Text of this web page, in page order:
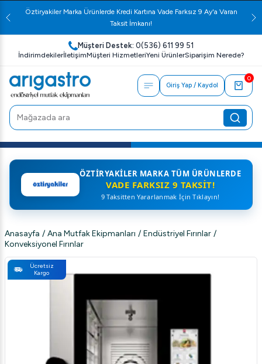
Öztiryakiler Marka Ürünlerde Kredi Kartına Vade Farksız 9 Ay'a Varan
Taksit İmkanı!
Müşteri Destek: 0(536) 611 99 51
İndirimdekilerİletişimMüşteri HizmetleriYeni ÜrünlerSiparişim Nerede?
Giriş Yap / Kaydol
0
ÖZTIRYAKILER MARKA TÜM ÜRÜNLERDE
VADE FARKSIZ 9 TAKSIT!
9 Taksitten Yararlanmak İçin Tıklayın!
Anasayfa / Ana Mutfak Ekipmanları / Endüstriyel Fırınlar /
Konveksiyonel Fırınlar
Ücretsiz
Kargo